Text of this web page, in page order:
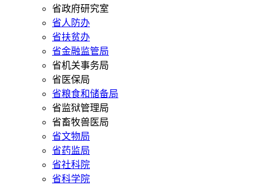
省政府研究室
省人防办
省扶贫办
省金融监管局
省机关事务局
省医保局
省粮食和储备局
省监狱管理局
省畜牧兽医局
省文物局
省药监局
省社科院
省科学院